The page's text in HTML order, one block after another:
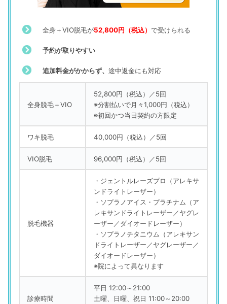
全身＋VIO脱毛が52,800円（税込）で受けられる
予約が取りやすい
追加料金がかからず、途中返金にも対応
全身脱毛＋VIO
52,800円（税込）／5回
※分割払いで月々1,000円（税込）
※初回かつ当日契約の方限定
ワキ脱毛 40,000円（税込）／5回
VIO脱毛 96,000円（税込）／5回
脱毛機器
・ジェントルレーズプロ（アレキサ
ンドライトレーザー）
・ソプラノアイス・プラチナム（ア
レキサンドライトレーザー／ヤグレ
ーザー／ダイオードレーザー）
・ソプラノチタニウム（アレキサン
ドライトレーザー／ヤグレーザー／
ダイオードレーザー）
※院によって異なります
診療時間
平日 12:00～21:00
土曜、日曜、祝日 11:00～20:00